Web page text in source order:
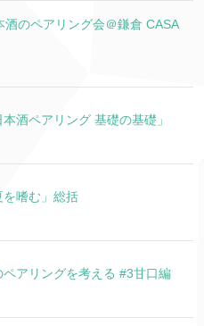
酒のペアリング会＠鎌倉 CASA
酒ペアリング 基礎の基礎」
嗜む」総括
アリングを考える #3甘口編